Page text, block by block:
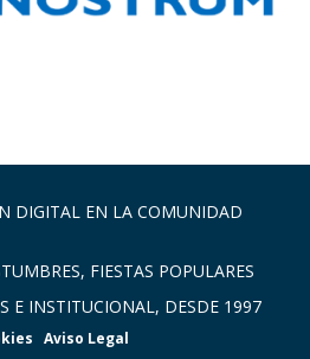
DIGITAL EN LA COMUNIDAD
FIESTAS POPULARES
E INSTITUCIONAL, DESDE 1997
Aviso Legal